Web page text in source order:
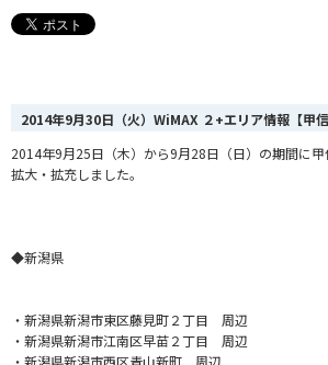
2014年9月30日（火）WiMAX ２+エリア情報【甲信
2014年9月25日（木）から9月28日（日）の期間に
拡大・拡充しました。
◆新潟県
・新潟県新潟市東区藤見町２丁目 周辺
・新潟県新潟市江南区早苗２丁目 周辺